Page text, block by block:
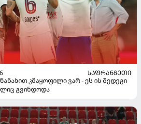
ᲡᲐᲤᲠᲐᲜᲒᲔᲗᲘ
კმაყოფილი ვარ - ეს ის შედეგი
გვინდოდა